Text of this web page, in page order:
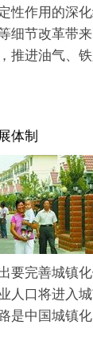
性作用的深
细节改革带
推进油气、
体制
要完善城镇
人口将进入
是中国城镇化